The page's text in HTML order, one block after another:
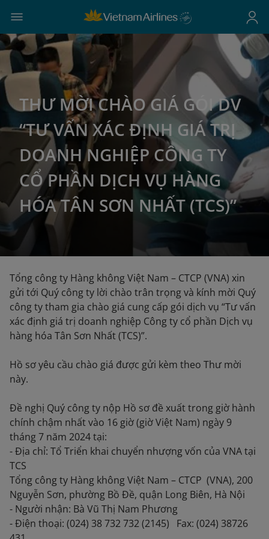
THƯ MỜI CHÀO GIÁ GÓI DV
“TƯ VẤN XÁC ĐỊNH GIÁ TRỊ
DOANH NGHIỆP CÔNG TY
CỔ PHẦN DỊCH VỤ HÀNG
HÓA TÂN SƠN NHẤT (TCS)”
Tổng công ty Hàng không Việt Nam – CTCP (VNA) xin
gửi tới Quý công ty lời chào trân trọng và kính mời Quý
công ty tham gia chào giá cung cấp gói dịch vụ “Tư vấn
xác định giá trị doanh nghiệp Công ty cổ phần Dịch vụ
hàng hóa Tân Sơn Nhất (TCS)”.
Hồ sơ yêu cầu chào giá được gửi kèm theo Thư mời
này.
Đề nghị Quý công ty nộp Hồ sơ đề xuất trong giờ hành
chính chậm nhất vào 16 giờ (giờ Việt Nam) ngày 9
tháng 7 năm 2024 tại:
- Địa chỉ: Tổ Triển khai chuyển nhượng vốn của VNA tại
TCS
Tổng công ty Hàng không Việt Nam – CTCP (VNA), 200
Nguyễn Sơn, phường Bồ Đề, quận Long Biên, Hà Nội
- Người nhận: Bà Vũ Thị Nam Phương
- Điện thoại: (024) 38 732 732 (2145) Fax: (024) 38726